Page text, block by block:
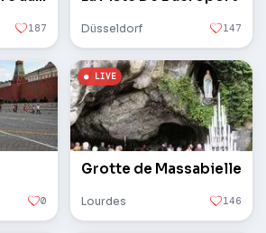
187 Düsseldorf 147
0
Grotte de Massabielle
Lourdes 146